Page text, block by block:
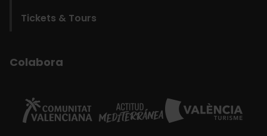
Tickets & Tours
Colabora